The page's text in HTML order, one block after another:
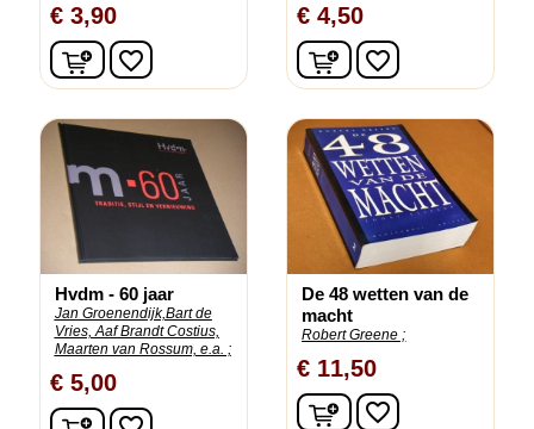
€ 3,90
In winkelwagen
favorite_border
€ 4,50
In winkelwagen
favorite_border
Hvdm - 60 jaar
Jan Groenendijk,Bart de
Vries, Aaf Brandt Costius,
Maarten van Rossum, e.a. ;
€ 5,00
In winkelwagen
De 48 wetten van de
macht
Robert Greene ;
€ 11,50
In winkelwagen
favorite_border